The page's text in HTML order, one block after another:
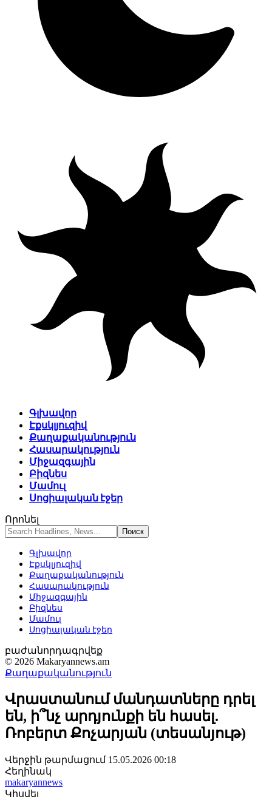
Գլխավոր
Էքսկլյուզիվ
Քաղաքականություն
Հասարակություն
Միջազգային
Բիզնես
Մամուլ
Սոցիալական էջեր
Որոնել
Գլխավոր
Էքսկլյուզիվ
Քաղաքականություն
Հասարակություն
Միջազգային
Բիզնես
Մամուլ
Սոցիալական էջեր
բաժանորդագրվեք
© 2026 Makaryannews.am
Քաղաքականություն
Վրաստանում մանդատները դրել
են, ի՞նչ արդյունքի են հասել.
Ռոբերտ Քոչարյան (տեսանյութ)
Վերջին թարմացում 15.05.2026 00:18
Հեղինակ
makaryannews
Կիսվել